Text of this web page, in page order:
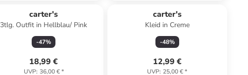
carter's
3tlg. Outfit in Hellblau/ Pink
-47%
18,99 €
UVP: 36,00 €*
carter's
Kleid in Creme
-48%
12,99 €
UVP: 25,00 €*